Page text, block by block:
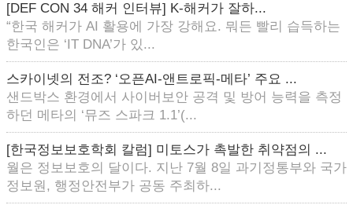
[DEF CON 34 해커 인터뷰] K-해커가 잘하...
“한국 해커가 AI 활용에 가장 강해요. 뭐든 빨리 습득하는
한국인은 ‘IT DNA’가 있...
스카이넷의 전조? ‘오픈AI-앤트로픽-메타’ 주요 ...
샌드박스 환경에서 사이버보안 공격 및 방어 능력을 측정
하던 메타의 ‘뮤즈 스파크 1.1’(...
[한국정보보호학회 칼럼] 미토스가 촉발한 취약점의 ...
월은 정보보호의 달이다. 지난 7월 8일 과기정통부와 국가
정보원, 행정안전부가 공동 주최하...